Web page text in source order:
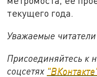
текущего года.
Уважаемые
Присоединяйтесь к
соцсетях